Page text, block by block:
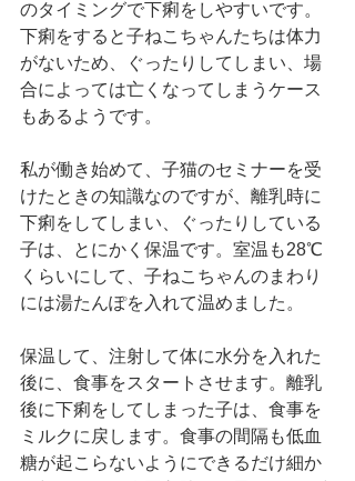
のタイミングで下痢をしやすいです。
下痢をすると子ねこちゃんたちは体力
がないため、ぐったりしてしまい、場
合によっては亡くなってしまうケース
もあるようです。
私が働き始めて、子猫のセミナーを受
けたときの知識なのですが、離乳時に
下痢をしてしまい、ぐったりしている
子は、とにかく保温です。室温も28℃
くらいにして、子ねこちゃんのまわり
には湯たんぽを入れて温めました。
保温して、注射して体に水分を入れた
後に、食事をスタートさせます。離乳
後に下痢をしてしまった子は、食事を
ミルクに戻します。食事の間隔も低血
糖が起こらないようにできるだけ細か